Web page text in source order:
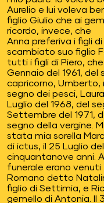
Aurelio e lui voleva
figlio Giulio che ai
ricordo, invece, che
Anna preferiva i figli
scambiato suo figlio
tutti i figli di Piero,
Gennaio del 1961, del
capricorno, Umberto,
segno dei pesci,
Luglio del 1968, del
Settembre del 1971,
segno della vergine.
stata mia sorella
di ictus, il 25 Luglio
cinquantanove anni.
funerale erano
Romano detto
figlio di Settimia, e
gemello di Antonia. Il